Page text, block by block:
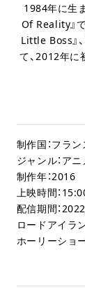
1984年に生
Of Reality』
Little Boss』
て、2012年
制作国：フラン
ジャンル：ア
制作年：2016
上映時間：
配信期間：
ロードアイラ
ホーリーショ